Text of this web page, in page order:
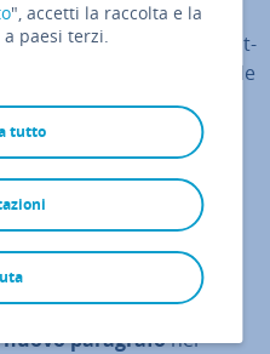
creare un nuovo
in HTML aiutano a strut­
la coerenza delle
di riga
capo) in
sono
diiniziare una
paragrafonei
", accetti la raccolta e la
paesi terzi.
tutto